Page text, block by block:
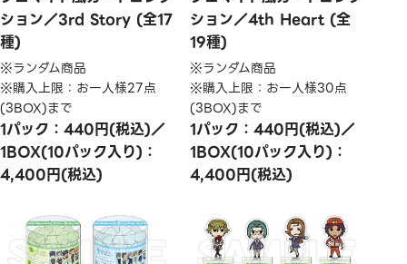
ション／3rd Story (全17
種)
※ランダム商品
※購入上限：お一人様27点
(3BOX)まで
1パック：440円(税込)／
1BOX(10パック入り)：
4,400円(税込)
ション／4th Heart (全
19種)
※ランダム商品
※購入上限：お一人様30点
(3BOX)まで
1パック：440円(税込)／
1BOX(10パック入り)：
4,400円(税込)